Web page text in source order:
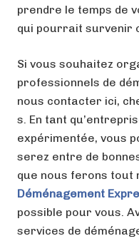
prendre le temps de
qui pourrait survenir
Si vous souhaitez
professionnels de
nous contacter ici,
s. En tant
expérimentée, vous
serez entre de
que nous ferons tout
Déménagement
possible pour vous.
services de